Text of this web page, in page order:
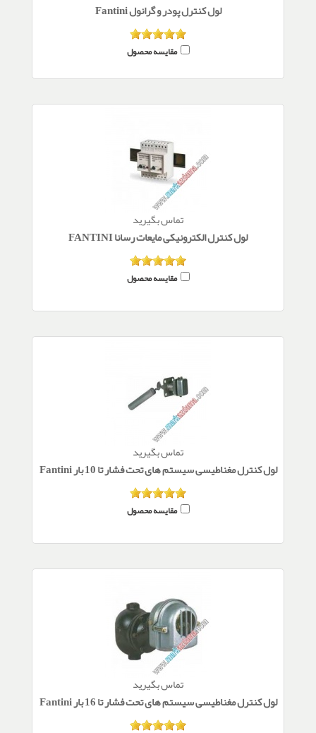
لول کنترل پودر و گرانول Fantini
مقایسه محصول
تماس بگیرید
لول کنترل الکترونیکی مایعات رسانا FANTINI
مقایسه محصول
تماس بگیرید
لول کنترل مغناطیسی سیستم های تحت فشار تا 10 بار Fantini
مقایسه محصول
تماس بگیرید
لول کنترل مغناطیسی سیستم های تحت فشار تا 16 بار Fantini